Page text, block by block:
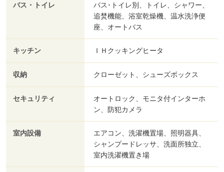
バス・トイレ
バス･トイレ別、トイレ、シャワー、
追焚機能、浴室乾燥機、温水洗浄便
座、オートバス
キッチン ＩＨクッキングヒータ
収納 クローゼット、シューズボックス
セキュリティ
オートロック、モニタ付インターホ
ン、防犯カメラ
室内設備
エアコン、洗濯機置場、照明器具、
シャンプードレッサ、洗面所独立、
室内洗濯機置き場